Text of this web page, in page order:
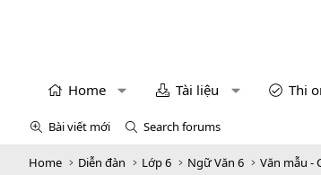
Home Tài liệu Thi
Bài viết mới Search forums
Home Diễn đàn Lớp 6 Ngữ Văn 6 Văn mẫu -